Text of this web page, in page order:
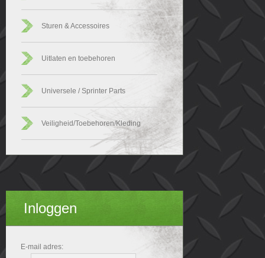
Sturen & Accessoires
Uitlaten en toebehoren
Universele / Sprinter Parts
Veiligheid/Toebehoren/Kleding
Inloggen
E-mail adres: